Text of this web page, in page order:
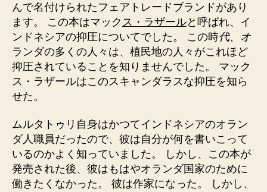
んで名付けられたフェアトレードブランドがあり
ます。 この本はマック ス・ラザールと呼ばれ、イ
ンドネシアの抑圧についてでした。 この時代、オ
ランダの多くの人々は、植民地の人々がこれほど
抑圧されていることを知りませんでした。 マック
ス・ラザールはこのスキャンダラスな抑圧を知ら
せた。
ムルタトゥリ自身はかつてインドネシアのオラン
ダ人職員だったので、彼は自分が何を書いこって
いるのかよく知っていました。 しかし、この本が
発売された後、彼はもはやオランダ国家のために
働きたくなかった。 彼は作家になった。 しかし、